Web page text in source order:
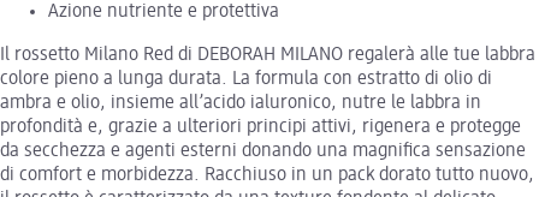
Azione nutriente e protettiva
Il rossetto Milano Red di DEBORAH MILANO regalerà alle tue labbra
colore pieno a lunga durata. La formula con estratto di olio di
ambra e olio, insieme all’acido ialuronico, nutre le labbra in
profondità e, grazie a ulteriori principi attivi, rigenera e protegge
da secchezza e agenti esterni donando una magnifica sensazione
di comfort e morbidezza. Racchiuso in un pack dorato tutto nuovo,